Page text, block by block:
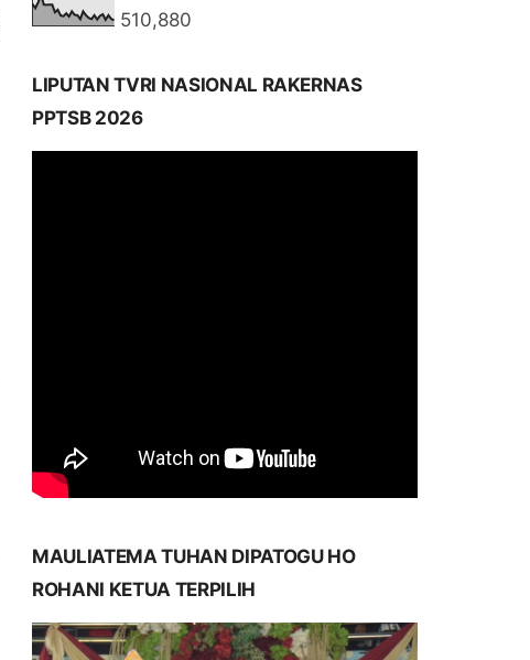
510,880
LIPUTAN TVRI NASIONAL RAKERNAS
PPTSB 2026
MAULIATEMA TUHAN DIPATOGU HO
ROHANI KETUA TERPILIH